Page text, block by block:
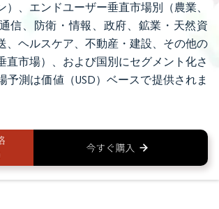
）、エンドユーザー垂直市場別（農業、
信、防衛・情報、政府、鉱業・天然資
、ヘルスケア、不動産・建設、その他の
直市場）、および国別にセグメント化さ
予測は価値（USD）ベースで提供されま